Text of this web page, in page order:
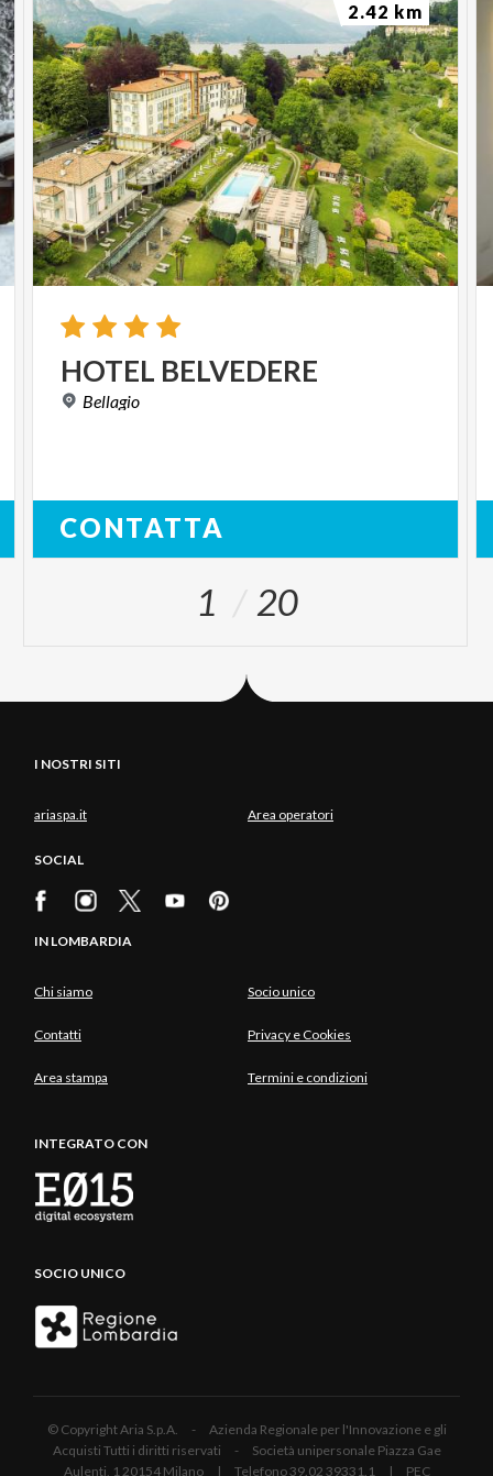
HOTEL BELVEDERE
Bellagio
CONTATTA
2.42 km
1 20
I NOSTRI SITI
ariaspa.it Area operatori
SOCIAL
IN LOMBARDIA
Chi siamo Socio unico
Contatti Privacy e Cookies
Area stampa Termini e condizioni
INTEGRATO CON
SOCIO UNICO
© Copyright Aria S.p.A. - Azienda Regionale per l'Innovazione e gli
Acquisti Tutti i diritti riservati - Società unipersonale Piazza Gae
Aulenti, 1 20154 Milano | Telefono 39.02 39331.1 | PEC